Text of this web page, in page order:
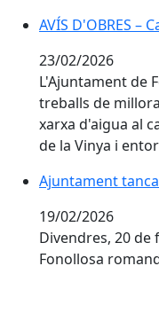
AVÍS D'OBRES –
23/02/2026
L'Ajuntament de
treballs de
xarxa d'aigua al
de la Vinya i
Ajuntament
19/02/2026
Divendres, 20
Fonollosa